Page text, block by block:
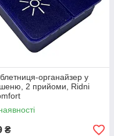
органайзер у
2 прийоми, Ridni
₴